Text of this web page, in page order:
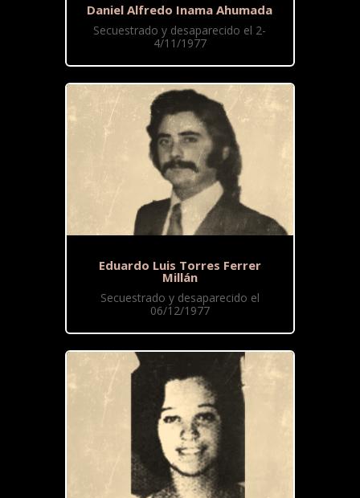
Daniel Alfredo Inama Ahumada
Secuestrado y desaparecido el 2-
4/11/1977
Eduardo Luis Torres Ferrer
Millán
Secuestrado y desaparecido el
06/12/1977